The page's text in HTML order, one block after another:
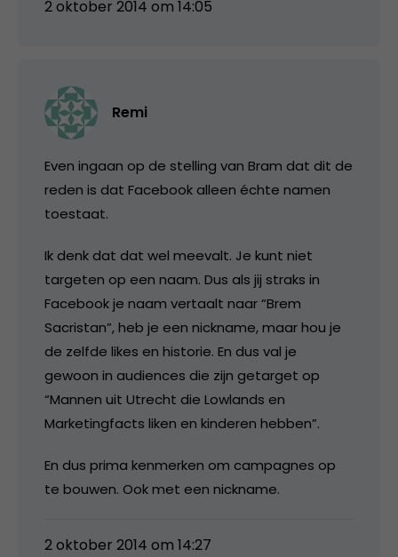
2 oktober 2014 om 14:05
Remi
Even ingaan op de stelling van Bram dat dit de
reden is dat Facebook alleen échte namen
toestaat.
Ik denk dat dat wel meevalt. Je kunt niet
targeten op een naam. Dus als jij straks in
Facebook je naam vertaalt naar “Brem
Sacristan”, heb je een nickname, maar hou je
de zelfde likes en historie. En dus val je
gewoon in audiences die zijn getarget op
“Mannen uit Utrecht die Lowlands en
Marketingfacts liken en kinderen hebben”.
En dus prima kenmerken om campagnes op
te bouwen. Ook met een nickname.
2 oktober 2014 om 14:27